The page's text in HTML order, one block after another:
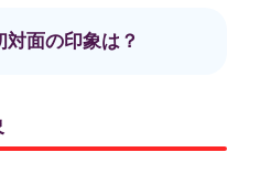
面の印象は？